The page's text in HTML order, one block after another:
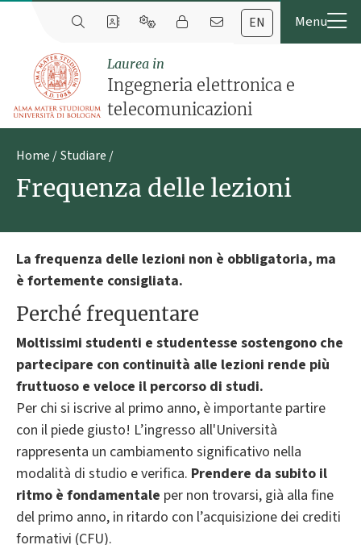
EN
Laurea in
Ingegneria elettronica e
telecomunicazioni
Home Studiare
Frequenza delle lezioni
La frequenza delle lezioni non è obbligatoria, ma
è fortemente consigliata.
Perché frequentare
Moltissimi studenti e studentesse sostengono che
partecipare con continuità alle lezioni rende più
fruttuoso e veloce il percorso di studi.
Per chi si iscrive al primo anno, è importante partire
con il piede giusto! L’ingresso all'Università
rappresenta un cambiamento significativo nella
modalità di studio e verifica. Prendere da subito il
ritmo è fondamentale per non trovarsi, già alla fine
del primo anno, in ritardo con l’acquisizione dei crediti
formativi (CFU).